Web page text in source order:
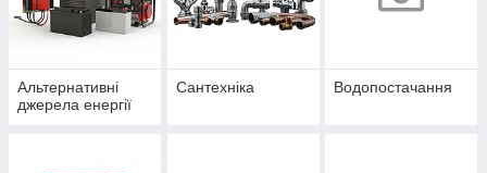
Альтернативні
джерела енергії
Сантехніка Водопостачання